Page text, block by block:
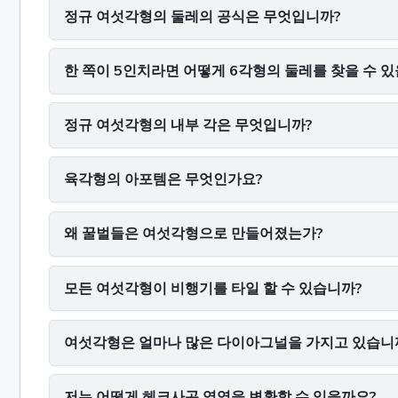
정규 여섯각형의 둘레의 공식은 무엇입니까?
한 쪽이 5인치라면 어떻게 6각형의 둘레를 찾을 수 있
정규 여섯각형의 내부 각은 무엇입니까?
육각형의 아포템은 무엇인가요?
왜 꿀벌들은 여섯각형으로 만들어졌는가?
모든 여섯각형이 비행기를 타일 할 수 있습니까?
여섯각형은 얼마나 많은 다이아그널을 가지고 있습니